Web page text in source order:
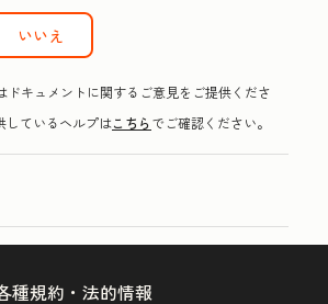
いいえ
ドキュメントに関するご意見をご提供くださ
しているヘルプはこちらでご確認ください。
種規約・法的情報